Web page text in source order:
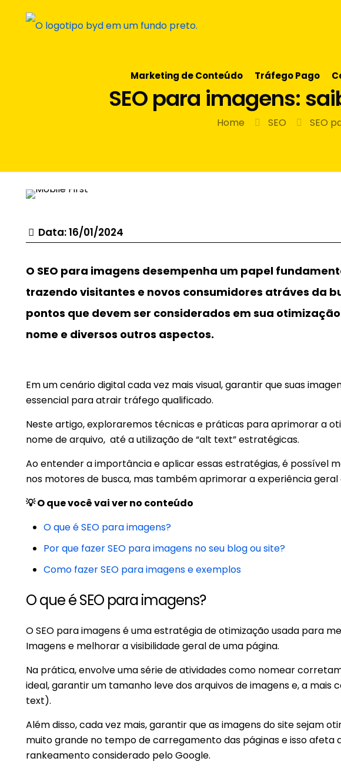
Marketing de Conteúdo Tráfego Pago
SEO para imagens:
Home SEO SEO
Data: 16/01/2024
O SEO para imagens desempenha um papel
trazendo visitantes e novos consumidores atráves da
pontos que devem ser considerados em sua
nome e diversos outros aspectos.
Em um cenário digital cada vez mais visual, garantir que suas
essencial para atrair tráfego qualificado.
Neste artigo, exploraremos técnicas e práticas para aprimorar a
nome de arquivo, até a utilização de “alt text” estratégicas.
Ao entender a importância e aplicar essas estratégias, é possível
nos motores de busca, mas também aprimorar a experiência geral
💡 O que você vai ver no conteúdo
O que é SEO para imagens?
Por que fazer SEO para imagens no seu blog ou site?
Como fazer SEO para imagens e exemplos
O que é SEO para imagens?
O SEO para imagens é uma estratégia de otimização usada para
Imagens e melhorar a visibilidade geral de uma página.
Na prática, envolve uma série de atividades como nomear
ideal, garantir um tamanho leve dos arquivos de imagens e, a
text).
Além disso, cada vez mais, garantir que as imagens do site sejam
muito grande no tempo de carregamento das páginas e isso afeta
rankeamento considerado pelo Google.